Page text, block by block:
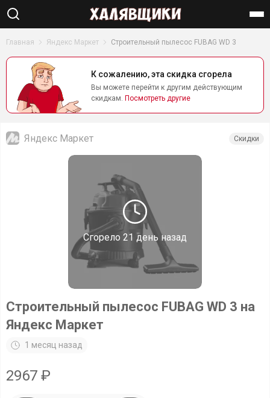
Найти
Главная Яндекс Маркет Строительный пылесос FUBAG WD 3
К сожалению, эта скидка сгорела
Вы можете перейти к другим действующим
скидкам. Посмотреть другие
Сгорело 21 день назад
Яндекс Маркет Скидки
Строительный пылесос FUBAG WD 3 на
Яндекс Маркет
1 месяц назад
2967 ₽